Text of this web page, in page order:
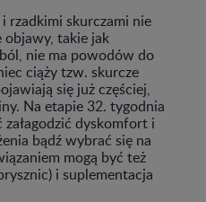
rzadkimi skurczami nie
objawy, takie jak
nie ma powodów do
ciąży tzw. skurcze
się już częściej,
Na etapie 32. tygodnia
załagodzić dyskomfort i
bądź wybrać się na
mogą być też
i suplementacja